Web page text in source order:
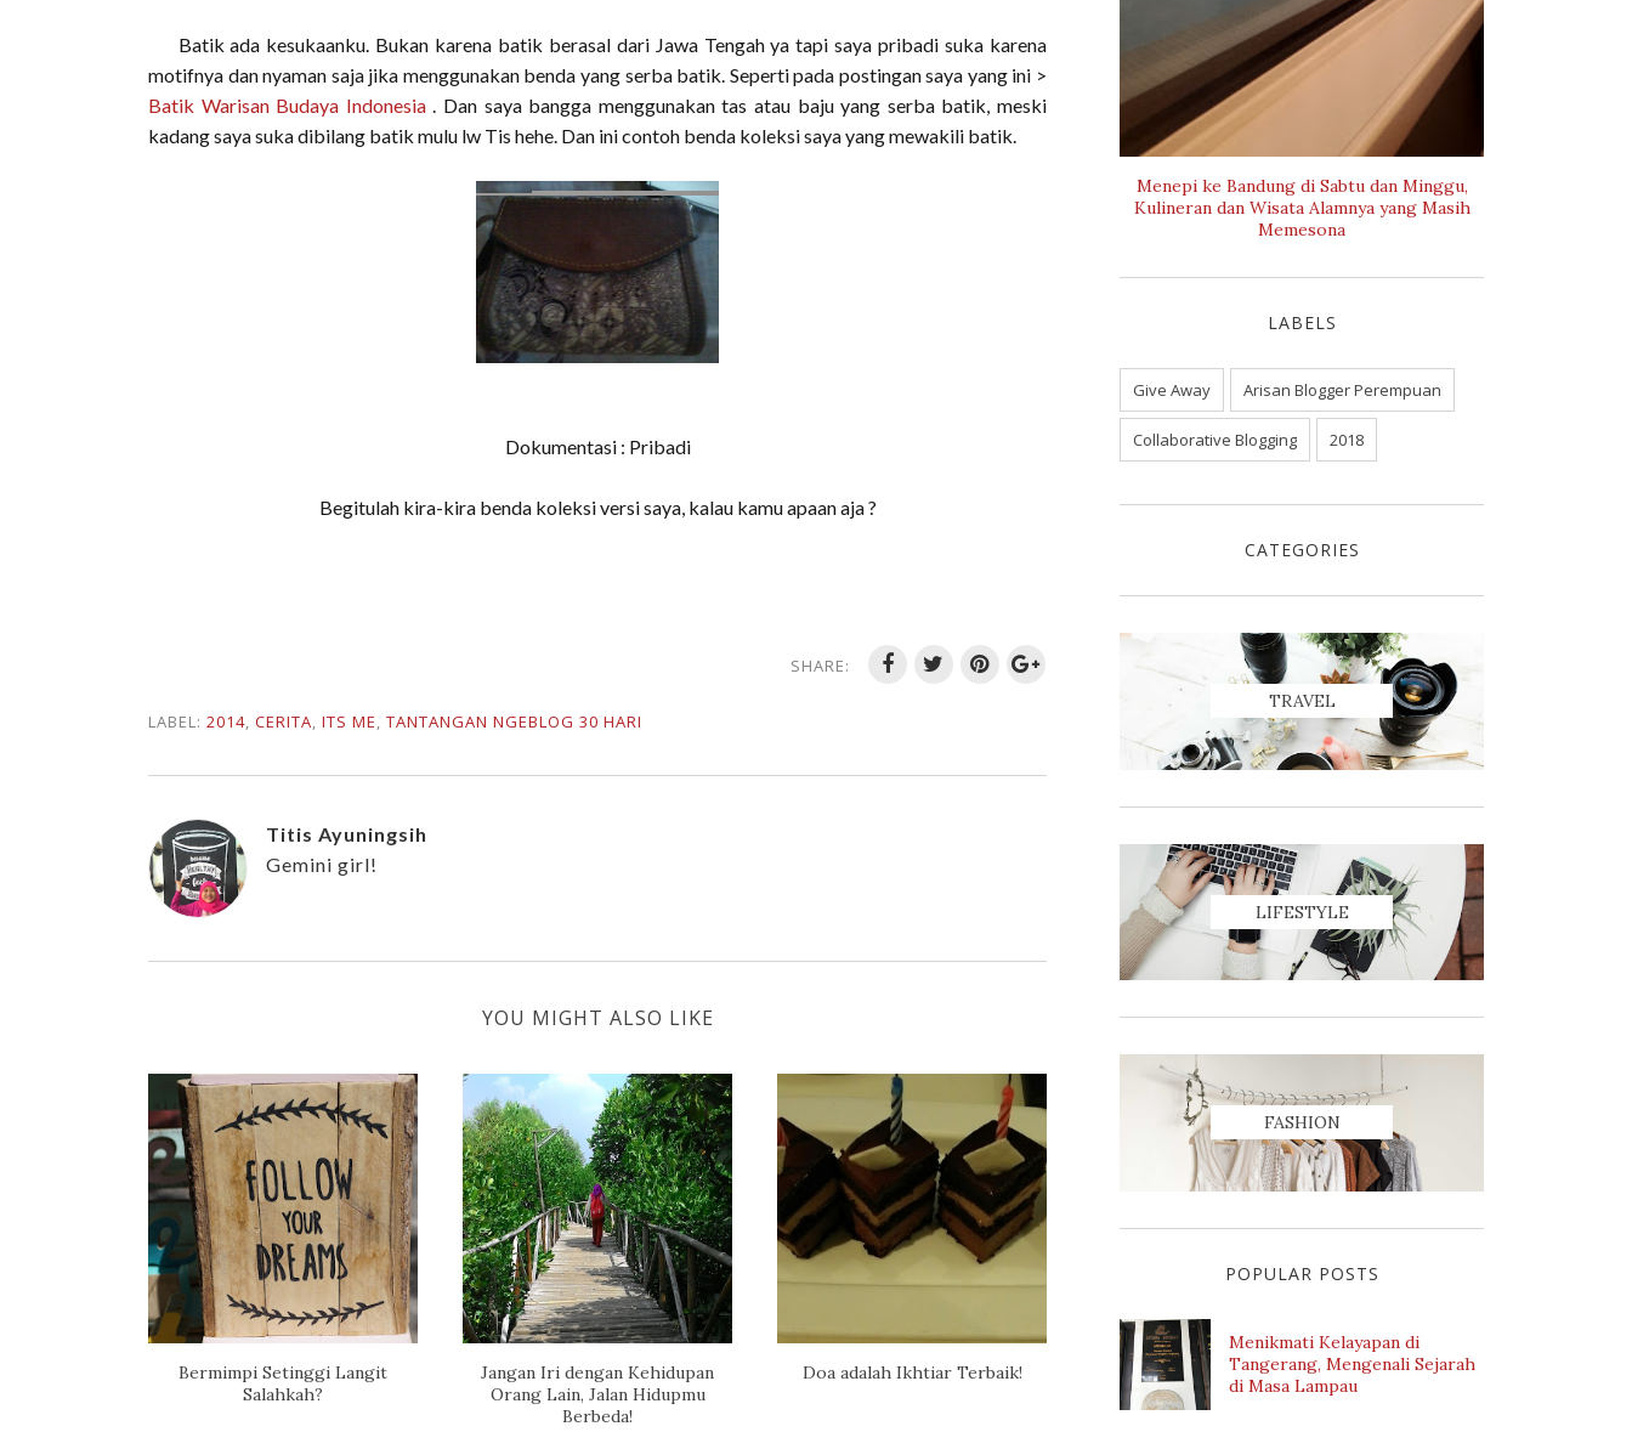
Batik ada kesukaanku. Bukan karena batik berasal dari Jawa Tengah ya tapi saya pribadi suka karena
motifnya dan nyaman saja jika menggunakan benda yang serba batik. Seperti pada postingan saya yang ini >
Batik Warisan Budaya Indonesia. Dan saya bangga menggunakan tas atau baju yang serba batik, meski
kadang saya suka dibilang batik mulu lw Tis hehe. Dan ini contoh benda koleksi saya yang mewakili batik.
Dokumentasi : Pribadi
Begitulah kira-kira benda koleksi versi saya, kalau kamu apaan aja ?
SHARE:
LABEL: 2014, CERITA, ITS ME, TANTANGAN NGEBLOG 30 HARI
Titis Ayuningsih
Gemini girl!
YOU MIGHT ALSO LIKE
Bermimpi Setinggi Langit
Salahkah?
Jangan Iri dengan Kehidupan
Orang Lain, Jalan Hidupmu
Berbeda!
Doa adalah Ikhtiar Terbaik!
Menepi ke Bandung di Sabtu dan Minggu,
Kulineran dan Wisata Alamnya yang Masih
Memesona
LABELS
Give Away Arisan Blogger Perempuan
Collaborative Blogging 2018
CATEGORIES
TRAVEL
LIFESTYLE
FASHION
POPULAR POSTS
Menikmati Kelayapan di
Tangerang, Mengenali Sejarah
di Masa Lampau